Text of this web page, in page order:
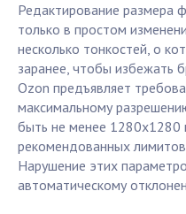
Редактирование размера
только в простом
несколько тонкостей, о
заранее, чтобы избежать
Ozon предъявляет
максимальному
быть не менее 1280x1280
рекомендованных
Нарушение этих
автоматическому